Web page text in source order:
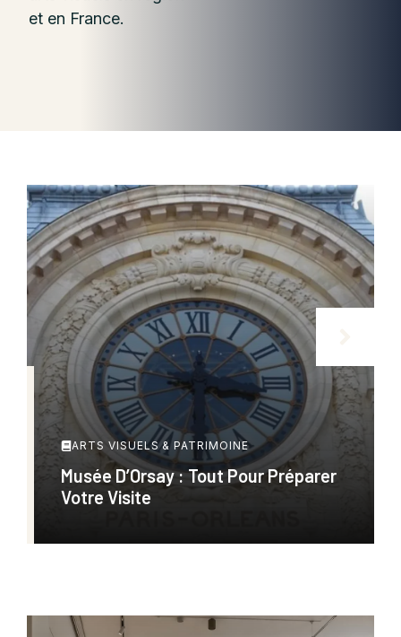
et en France.
ARTS VISUELS & PATRIMOINE
Musée D’Orsay : Tout Pour Préparer
Votre Visite